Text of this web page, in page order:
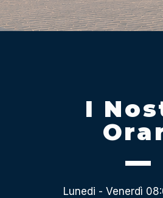
I
Lunedi - Venerdì